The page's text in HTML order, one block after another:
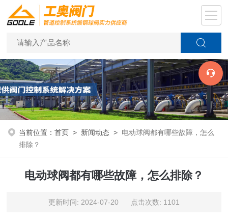
当前位置：首页 > 新闻动态 > 电动球阀都有哪些故障，怎么
排除？
电动球阀都有哪些故障，怎么排除？
更新时间: 2024-07-20 点击次数: 1101